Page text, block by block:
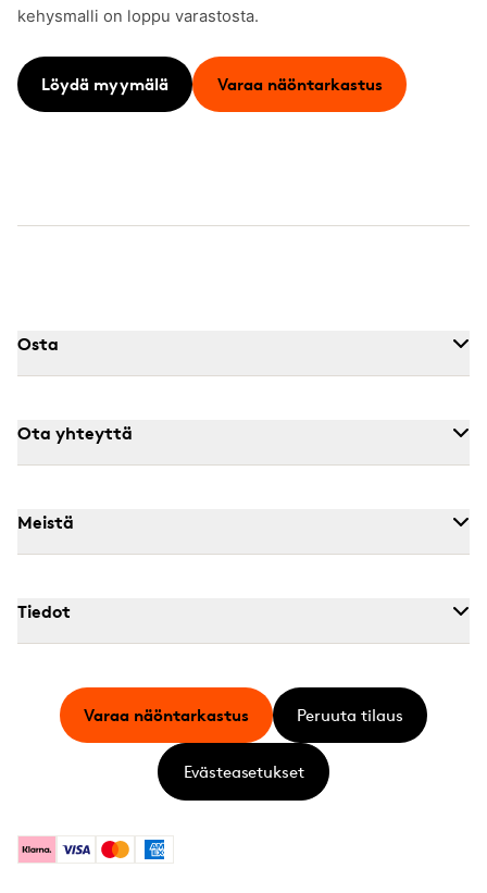
kehysmalli on loppu varastosta.
Löydä myymälä Varaa näöntarkastus
Osta
Ota yhteyttä
Meistä
Tiedot
KlarnaVisa MastercardAmerican Express
Varaa näöntarkastus Peruuta tilaus
Evästeasetukset